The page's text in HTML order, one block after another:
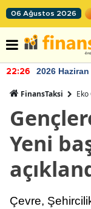
06 Ağustos 2026
22:26 2026 Haziran
FinansTaksi
Yeni
Çevre,